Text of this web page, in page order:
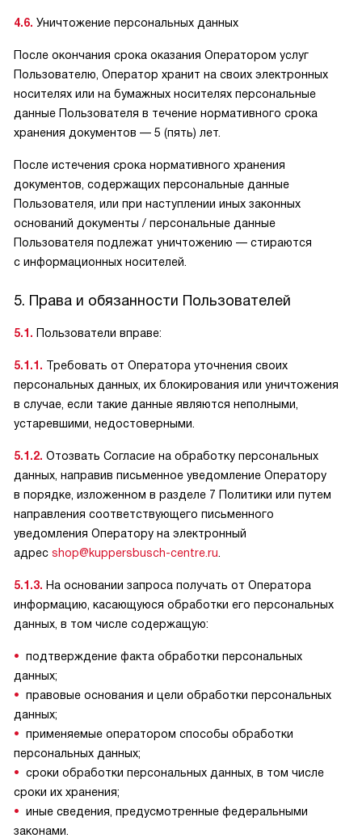
4.6. Уничтожение персональных данных
После окончания срока оказания Оператором услуг
Пользователю, Оператор хранит на своих электронных
носителях или на бумажных носителях персональные
данные Пользователя в течение нормативного срока
хранения документов — 5 (пять) лет.
После истечения срока нормативного хранения
документов, содержащих персональные данные
Пользователя, или при наступлении иных законных
оснований документы / персональные данные
Пользователя подлежат уничтожению — стираются
с информационных носителей.
5. Права и обязанности Пользователей
5.1. Пользователи вправе:
5.1.1. Требовать от Оператора уточнения своих
персональных данных, их блокирования или уничтожения
в случае, если такие данные являются неполными,
устаревшими, недостоверными.
5.1.2. Отозвать Согласие на обработку персональных
данных, направив письменное уведомление Оператору
в порядке, изложенном в разделе 7 Политики или путем
направления соответствующего письменного
уведомления Оператору на электронный
адрес shop@kuppersbusch-centre.ru
5.1.3. На основании запроса получать от Оператора
информацию, касающуюся обработки его персональных
данных, в том числе содержащую:
подтверждение факта обработки персональных
данных;
правовые основания и цели обработки персональных
данных;
применяемые оператором способы обработки
персональных данных;
сроки обработки персональных данных, в том числе
сроки их хранения;
иные сведения, предусмотренные федеральными
законами.